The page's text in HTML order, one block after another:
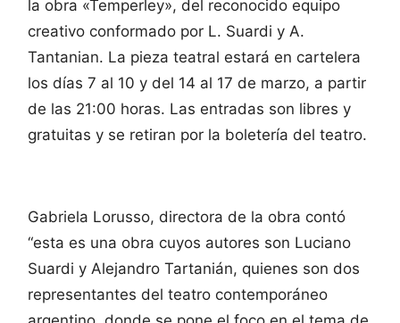
la obra «Temperley», del reconocido equipo
creativo conformado por L. Suardi y A.
Tantanian. La pieza teatral estará en cartelera
los días 7 al 10 y del 14 al 17 de marzo, a partir
de las 21:00 horas. Las entradas son libres y
gratuitas y se retiran por la boletería del teatro.
Gabriela Lorusso, directora de la obra contó
“esta es una obra cuyos autores son Luciano
Suardi y Alejandro Tartanián, quienes son dos
representantes del teatro contemporáneo